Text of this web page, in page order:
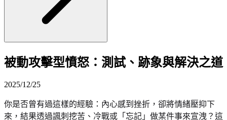
被動攻擊型憤怒：測試、跡象與解決之道
2025/12/25
你是否曾有過這樣的經驗：內心感到挫折，卻將情緒壓抑下
來，結果透過諷刺挖苦、冷戰或「忘記」做某件事來宣洩？這